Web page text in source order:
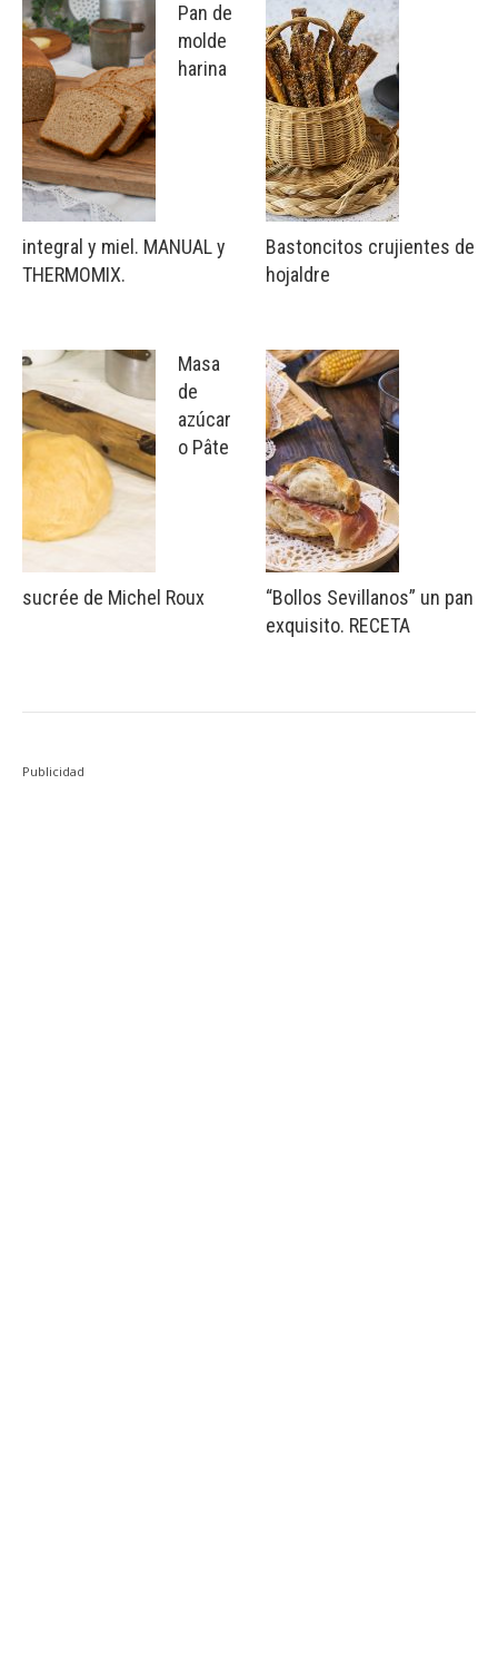
Pan de
molde
harina
integral y miel. MANUAL y
THERMOMIX.
Masa
de
azúcar
o Pâte
sucrée de Michel Roux
Bastoncitos crujientes de
hojaldre
“Bollos Sevillanos” un pan
exquisito. RECETA
Publicidad